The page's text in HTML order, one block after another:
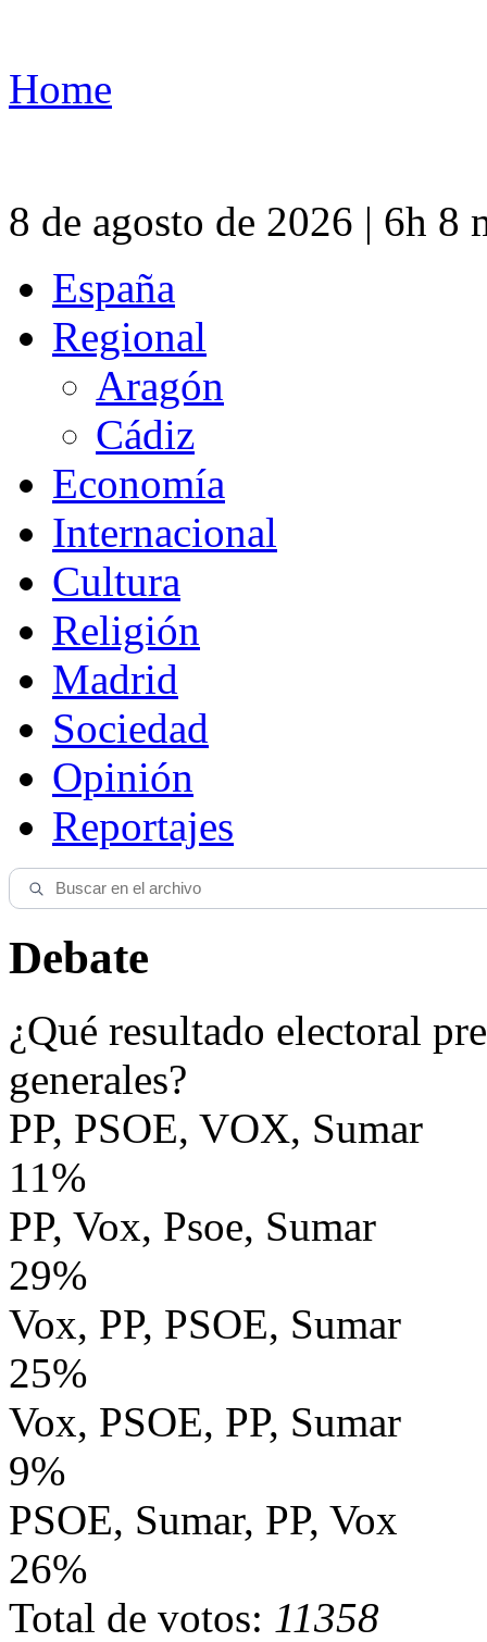
Home
8 de agosto de 2026 | 6h 8
España
Regional
Aragón
Cádiz
Economía
Internacional
Cultura
Religión
Madrid
Sociedad
Opinión
Reportajes
Debate
¿Qué resultado electoral
generales?
PP, PSOE, VOX, Sumar
11%
PP, Vox, Psoe, Sumar
29%
Vox, PP, PSOE, Sumar
25%
Vox, PSOE, PP, Sumar
9%
PSOE, Sumar, PP, Vox
26%
Total de votos: 11358